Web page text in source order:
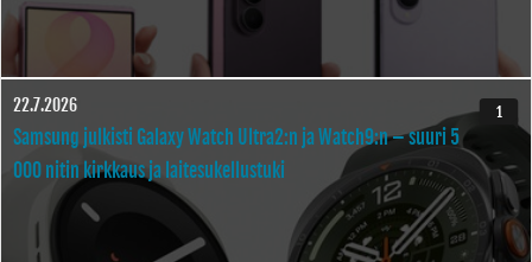
1
22.7.2026
Samsung julkisti Galaxy Watch Ultra2:n ja Watch9:n – suuri 5
000 nitin kirkkaus ja laitesukellustuki